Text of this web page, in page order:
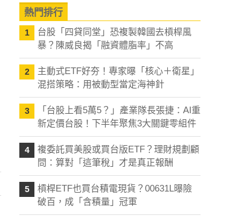
熱門排行
1
台股「四貸同堂」恐複製韓國去槓桿風
暴？陳威良揭「融資體脂率」不高
2
主動式ETF好夯！專家曝「核心＋衛星」
混搭策略：用被動型當定海神針
3
「台股上看5萬5？」產業隊長張捷：AI重
新定價台股！下半年聚焦3大關鍵零組件
4
複委託買美股或買台版ETF？理財規劃顧
問：算對「這筆稅」才是真正報酬
5
槓桿ETF也買台積電現貨？00631L曝險
破百，成「含積量」冠軍